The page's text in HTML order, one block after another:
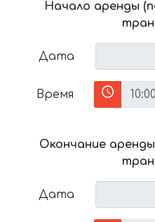
Начало аренды
Дата
Время
Окончание
Дата